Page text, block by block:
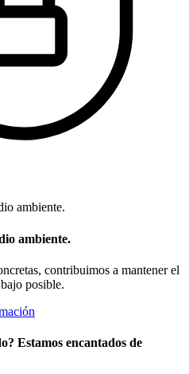
ambiente.
contribuimos a mantener el
posible.
Estamos encantados de